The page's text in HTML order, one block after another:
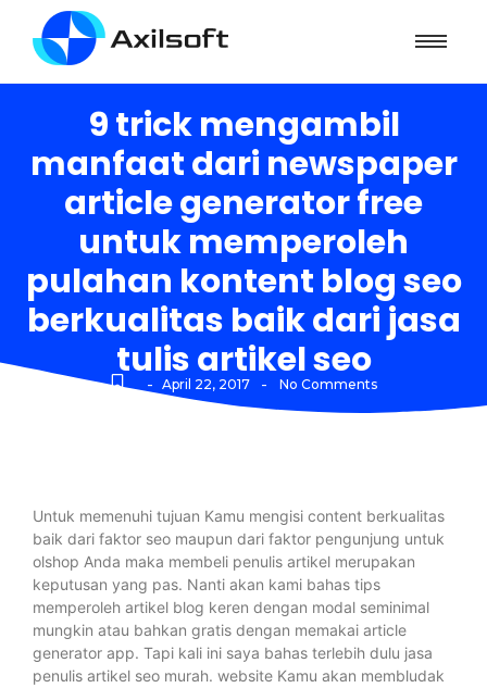
9 trick mengambil
manfaat dari newspaper
article generator free
untuk memperoleh
pulahan kontent blog seo
berkualitas baik dari jasa
tulis artikel seo
- April 22, 2017 - No Comments
Untuk memenuhi tujuan Kamu mengisi content berkualitas
baik dari faktor seo maupun dari faktor pengunjung untuk
olshop Anda maka membeli penulis artikel merupakan
keputusan yang pas. Nanti akan kami bahas tips
memperoleh artikel blog keren dengan modal seminimal
mungkin atau bahkan gratis dengan memakai article
generator app. Tapi kali ini saya bahas terlebih dulu jasa
penulis artikel seo murah. website Kamu akan membludak